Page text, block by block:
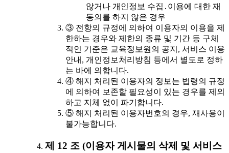
않거나 개인정보 수집․이용에 대한 재
동의를 하지 않은 경우
③ 전항의 규정에 의하여 이용자의 이용을 제
한하는 경우와 제한의 종류 및 기간 등 구체
적인 기준은 교육정보원의 공지, 서비스 이용
안내, 개인정보처리방침 등에서 별도로 정하
는 바에 의합니다.
④ 해지 처리된 이용자의 정보는 법령의 규정
에 의하여 보존할 필요성이 있는 경우를 제외
하고 지체 없이 파기합니다.
⑤ 해지 처리된 이용자번호의 경우, 재사용이
불가능합니다.
제 12 조 (이용자 게시물의 삭제 및 서비스